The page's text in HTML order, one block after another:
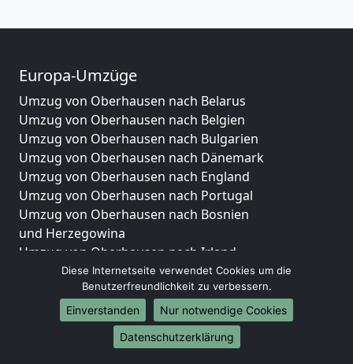
Europa-Umzüge
Umzug von Oberhausen nach Belarus
Umzug von Oberhausen nach Belgien
Umzug von Oberhausen nach Bulgarien
Umzug von Oberhausen nach Dänemark
Umzug von Oberhausen nach England
Umzug von Oberhausen nach Portugal
Umzug von Oberhausen nach Bosnien
und Herzegowina
Umzug von Oberhausen nach Irland
Umzug von Oberhausen nach Lettland
Umzug von Oberhausen nach Zypern
Umzug von Oberhausen nach Kroatien
Umzug von Oberhausen nach Estland
Umzug von Oberhausen nach Finnland
Diese Internetseite verwendet Cookies um die
Benutzerfreundlichkeit zu verbessern.
Einverstanden
Nur notwendige Cookies
Datenschutzerklärung